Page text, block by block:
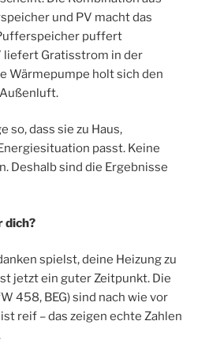
und PV macht das
puffert
liefert Gratisstrom in der
Wärmepumpe holt sich den
so, dass sie zu Haus,
passt. Keine
Deshalb sind die Ergebnisse
dich?
spielst, deine Heizung zu
jetzt ein guter Zeitpunkt. Die
458, BEG) sind nach wie vor
reif – das zeigen echte Zahlen